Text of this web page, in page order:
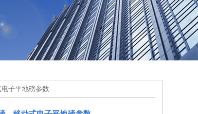
子平地磅参数